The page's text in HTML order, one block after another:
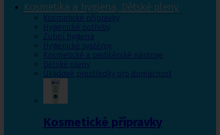
Kosmetika a hygiena, Dětské pleny
Kosmetické přípravky
Hygienické potřeby
Zubní hygiena
Hygienické systémy
Kosmetické a pedikérské nástroje
Dětské pleny
Úklidové prostředky pro domácnost
Kosmetické přípravky